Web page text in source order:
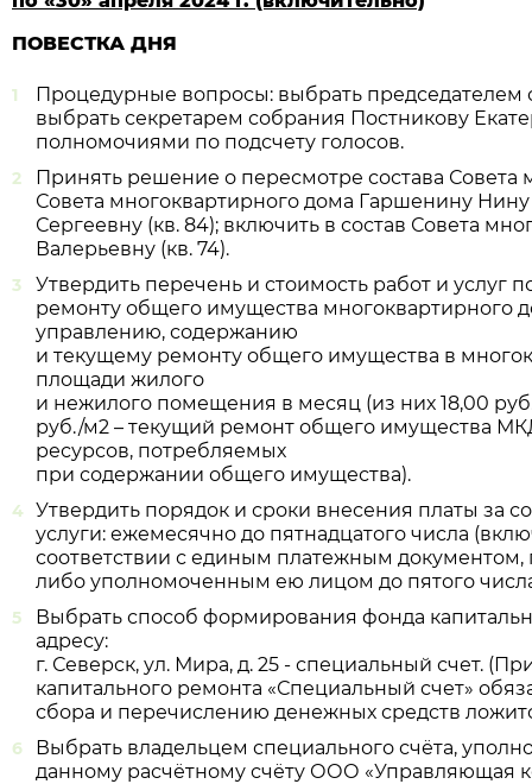
ПОВЕСТКА ДНЯ
Процедурные вопросы: выбрать председателем
выбрать секретарем собрания Постникову
полномочиями по подсчету голосов.
Принять решение о пересмотре состава Совета
Совета многоквартирного дома Гаршенину Нину
Сергеевну (кв. 84); включить в состав Совета
Валерьевну (кв. 74).
Утвердить перечень и стоимость работ и
ремонту общего имущества многоквартирного
управлению, содержанию
и текущему ремонту общего имущества в
площади жилого
и нежилого помещения в месяц (из них 18,00
руб./м2 – текущий ремонт общего имущества
ресурсов, потребляемых
при содержании общего имущества).
Утвердить порядок и сроки внесения платы за
услуги: ежемесячно до пятнадцатого числа
соответствии с единым платежным
либо уполномоченным ею лицом до пятого
Выбрать способ формирования фонда
адресу:
г. Северск, ул. Мира, д. 25 - специальный счет.
капитального ремонта «Специальный счет»
сбора и перечислению денежных средств
Выбрать владельцем специального счёта,
данному расчётному счёту ООО «Управляющая